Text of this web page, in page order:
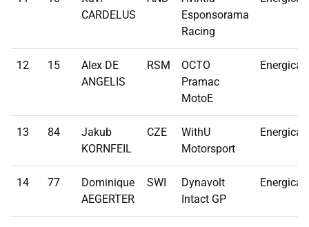
CARDELUS
Esponsorama
Racing
12 15
Alex DE
ANGELIS
RSM
OCTO
Pramac
MotoE
Energica
13 84
Jakub
KORNFEIL
CZE
WithU
Motorsport
Energica
14 77
Dominique
AEGERTER
SWI
Dynavolt
Intact GP
Energica